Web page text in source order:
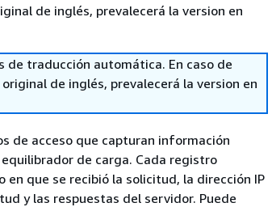
de inglés, prevalecerá la version en
de traducción automática. En caso de
de inglés, prevalecerá la version en
de acceso que capturan información
de carga. Cada registro
que se recibió la solicitud, la dirección IP
y las respuestas del servidor. Puede